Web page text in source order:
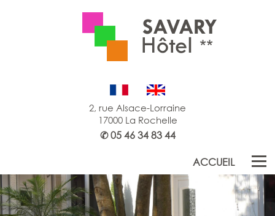
2, rue Alsace-Lorraine
17000 La Rochelle
✆05 46 34 83 44
ACCUEIL